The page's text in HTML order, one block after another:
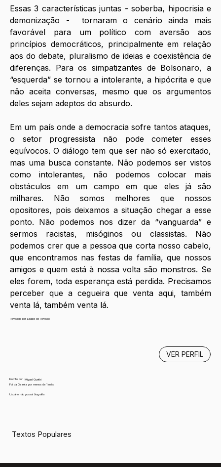
Essas 3 características juntas - soberba, hipocrisia e
demonização -  tornaram o cenário ainda mais
favorável para um político com aversão aos
princípios democráticos, principalmente em relação
aos do debate, pluralismo de ideias e coexistência de
diferenças. Para os simpatizantes de Bolsonaro, a
“esquerda” se tornou a intolerante, a hipócrita e que
não aceita conversas, mesmo que os argumentos
deles sejam adeptos do absurdo.
Em um país onde a democracia sofre tantos ataques,
o setor progressista não pode cometer esses
equívocos. O diálogo tem que ser não só exercitado,
mas uma busca constante. Não podemos ser vistos
como intolerantes, não podemos colocar mais
obstáculos em um campo em que eles já são
milhares. Não somos melhores que nossos
opositores, pois deixamos a situação chegar a esse
ponto. Não podemos nos dizer da “vanguarda” e
sermos racistas, misóginos ou classistas. Não
podemos crer que a pessoa que corta nosso cabelo,
que encontramos nas festas de família, que nossos
amigos e quem está à nossa volta são monstros. Se
eles forem, toda esperança está perdida. Precisamos
perceber que a cegueira que venta aqui, também
venta lá, também venta lá.
Revisado por Equipe de Revisão
Escrito por
Miguel Guethi
Foi da Gazeta por menos de 1 mês
Usuário não possui biografia
VER PERFIL
Textos Populares